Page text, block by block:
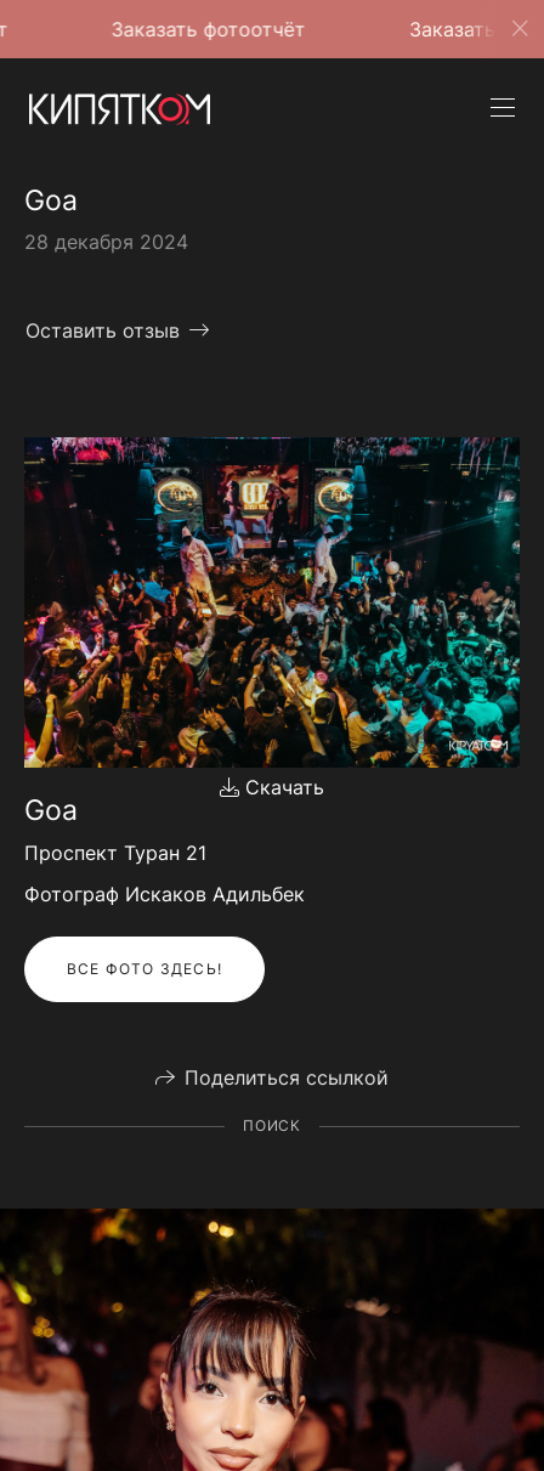
Заказать фотоотчёт Заказать фотоотчёт
Goa
28 декабря 2024
Оставить отзыв
Скачать
Goa
Проспект Туран 21
Фотограф Искаков Адильбек
ВСЕ ФОТО ЗДЕСЬ!
Поделиться ссылкой
ПОИСК